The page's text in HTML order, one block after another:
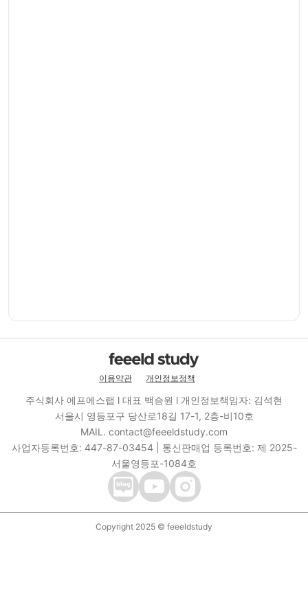
이용약관 개인정보정책
주식회사 에프에스랩 l 대표 백승원 l 개인정보책임자: 김석현
서울시 영등포구 당산로18길 17-1, 2층-비10호
MAIL. contact@feeeldstudy.com
사업자등록번호: 447-87-03454 | 통신판매업 등록번호: 제 2025-
서울영등포-1084호
Copyright 2025 © feeeldstudy